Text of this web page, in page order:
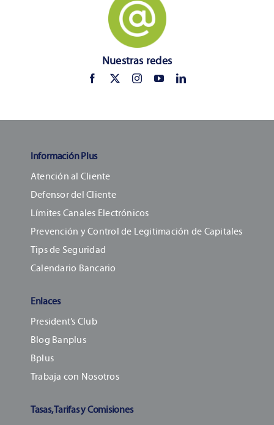
Nuestras redes
Información Plus
Atención al Cliente
Defensor del Cliente
Límites Canales Electrónicos
Prevención y Control de Legitimación de Capitales
Tips de Seguridad
Calendario Bancario
Enlaces
President’s Club
Blog Banplus
Bplus
Trabaja con Nosotros
Tasas, Tarifas y Comisiones